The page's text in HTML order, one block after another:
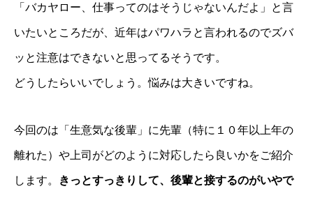
「バカヤロー、仕事ってのはそうじゃないんだよ」と言
いたいところだが、近年はパワハラと言われるのでズバ
ッと注意はできないと思ってるそうです。
どうしたらいいでしょう。悩みは大きいですね。
今回のは「生意気な後輩」に先輩（特に１０年以上年の
離れた）や上司がどのように対応したら良いかをご紹介
します。 きっとすっきりして、後輩と接するのがいやで